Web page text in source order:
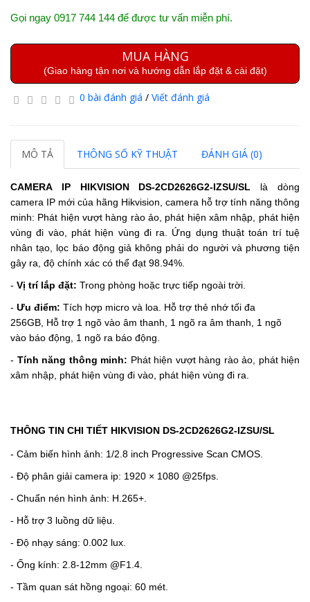
Gọi ngay 0917 744 144 để được tư vấn miễn phí.
MUA HÀNG
(Giao hàng tận nơi và hướng dẫn lắp đặt & cài đặt)
0 bài đánh giá / Viết đánh giá
MÔ TẢ THÔNG SỐ KỸ THUẬT ĐÁNH GIÁ (0)
CAMERA IP HIKVISION DS-2CD2626G2-IZSU/SL là dòng
camera IP mới của hãng Hikvision, camera hỗ trợ tính năng thông
minh: Phát hiện vượt hàng rào ảo, phát hiện xâm nhập, phát hiện
vùng đi vào, phát hiện vùng đi ra. Ứng dụng thuật toán trí tuệ
nhân tạo, lọc báo động giả không phải do người và phương tiện
gây ra, độ chính xác có thể đạt 98.94%.
- Vị trí lắp đặt: Trong phòng hoặc trực tiếp ngoài trời.
- Ưu điểm: Tích hợp micro và loa. Hỗ trợ thẻ nhớ tối đa
256GB, Hỗ trợ 1 ngõ vào âm thanh, 1 ngõ ra âm thanh, 1 ngõ
vào báo động, 1 ngõ ra báo động.
- Tính năng thông minh: Phát hiện vượt hàng rào ảo, phát hiện
xâm nhập, phát hiện vùng đi vào, phát hiện vùng đi ra.
THÔNG TIN CHI TIẾT HIKVISION DS-2CD2626G2-IZSU/SL
- Cảm biến hình ảnh: 1/2.8 inch Progressive Scan CMOS.
- Độ phân giải camera ip: 1920 × 1080 @25fps.
- Chuẩn nén hình ảnh: H.265+.
- Hỗ trợ 3 luồng dữ liệu.
- Độ nhạy sáng: 0.002 lux.
- Ống kính: 2.8-12mm @F1.4.
- Tầm quan sát hồng ngoại: 60 mét.